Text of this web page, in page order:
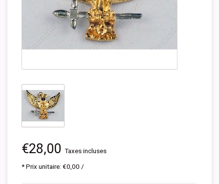
€28,00 Taxes incluses
* Prix unitaire: €0,00 /